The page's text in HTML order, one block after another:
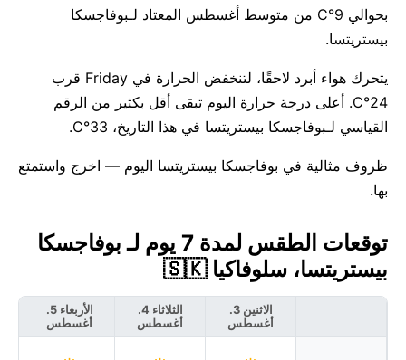
بحوالي 9°C من متوسط أغسطس المعتاد لـبوفاجسكا
بيستريتسا.
يتحرك هواء أبرد لاحقًا، لتنخفض الحرارة في Friday قرب
24°C. أعلى درجة حرارة اليوم تبقى أقل بكثير من الرقم
القياسي لـبوفاجسكا بيستريتسا في هذا التاريخ، 33°C.
ظروف مثالية في بوفاجسكا بيستريتسا اليوم — اخرج واستمتع
بها.
توقعات الطقس لمدة 7 يوم لـ بوفاجسكا
بيستريتسا، سلوفاكيا 🇸🇰
الاثنين 3.
أغسطس
الثلاثاء 4.
أغسطس
الأربعاء 5.
أغسطس